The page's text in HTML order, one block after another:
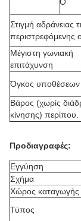
Στιγμή αδράνειας
περιστρεφόμενης
Μέγιστη γωνιακή
επιτάχυνση
Όγκος υποθέσεων
Βάρος (χωρίς
κίνησης) περίπου.
Προδιαγραφές:
Εγγύηση
Σχήμα
Χώρος καταγωγής
Τύπος